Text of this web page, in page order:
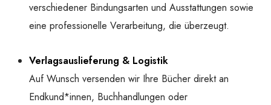
verschiedener Bindungsarten und Ausstattungen sowie
eine professionelle Verarbeitung, die überzeugt.
Verlagsauslieferung & Logistik
Auf Wunsch versenden wir Ihre Bücher direkt an
Endkund*innen, Buchhandlungen oder